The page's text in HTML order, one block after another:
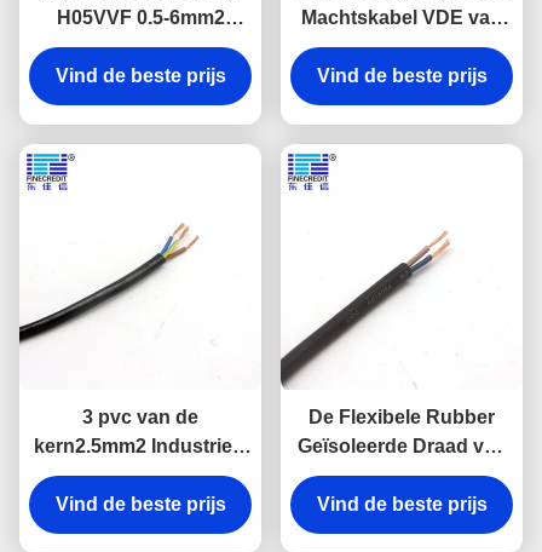
H05VVF 0.5-6mm2
Industriële Flexibele de
Kernkoperen geleider
Vind de beste prijs
Machtskabel VDE van
pvc van h05v2v2-F
2x0.75mm2 300/500V de
Flexibele
Vind de beste prijs
3 pvc van de
kern2.5mm2 Industrieel
Flexibel die Kabel voor
Huishouden wordt
geïsoleerd
Vind de beste prijs
De Flexibele Rubber
Geïsoleerde Draad van
YZW, 1.5mm - 400mm
Naakte Koperen
geleider Cable
Vind de beste prijs